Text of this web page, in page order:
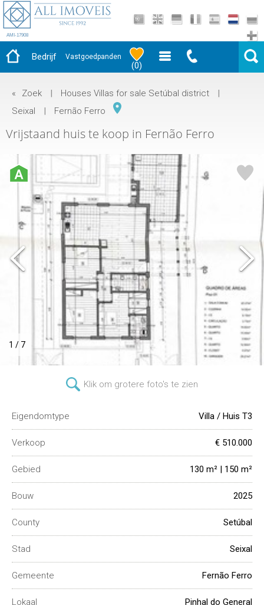
AMI-17908
Bedrijf Vastgoedpanden
(0)
« Zoek | Houses Villas for sale Setúbal district
|
Seixal
| Fernão Ferro
Vrijstaand huis te koop in Fernão Ferro
1 / 7
Klik om grotere foto's te zien
Eigendomtype Villa / Huis T3
Verkoop € 510.000
Gebied 130 m² | 150 m²
Bouw 2025
County Setúbal
Stad Seixal
Gemeente Fernão Ferro
Lokaal Pinhal do General